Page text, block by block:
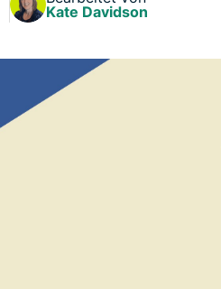
und mehr.
Intelligenz basiert.
Identity
Leistungsstarke
Suite mit Tools
für ID-Schutz,
Kate Davidson